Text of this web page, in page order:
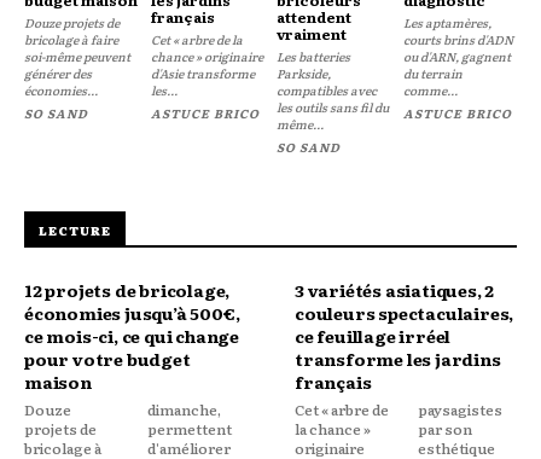
Douze projets de
bricolage à faire
soi-même peuvent
générer des
économies...
SO SAND
français
Cet « arbre de la
chance » originaire
d'Asie transforme
les...
ASTUCE BRICO
attendent
vraiment
Les batteries
Parkside,
compatibles avec
les outils sans fil du
même...
SO SAND
Les aptamères,
courts brins d'ADN
ou d'ARN, gagnent
du terrain
comme...
ASTUCE BRICO
LECTURE
12 projets de bricolage,
économies jusqu’à 500€,
ce mois-ci, ce qui change
pour votre budget
maison
Douze
projets de
bricolage à
dimanche,
permettent
d'améliorer
3 variétés asiatiques, 2
couleurs spectaculaires,
ce feuillage irréel
transforme les jardins
français
Cet « arbre de
la chance »
originaire
paysagistes
par son
esthétique